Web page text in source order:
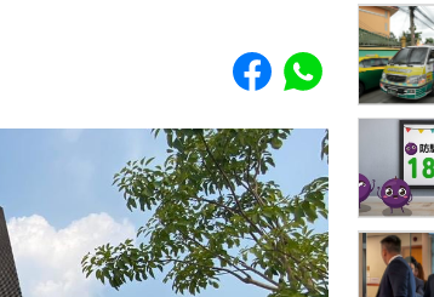
Share to Facebook
Share to WhatsApp